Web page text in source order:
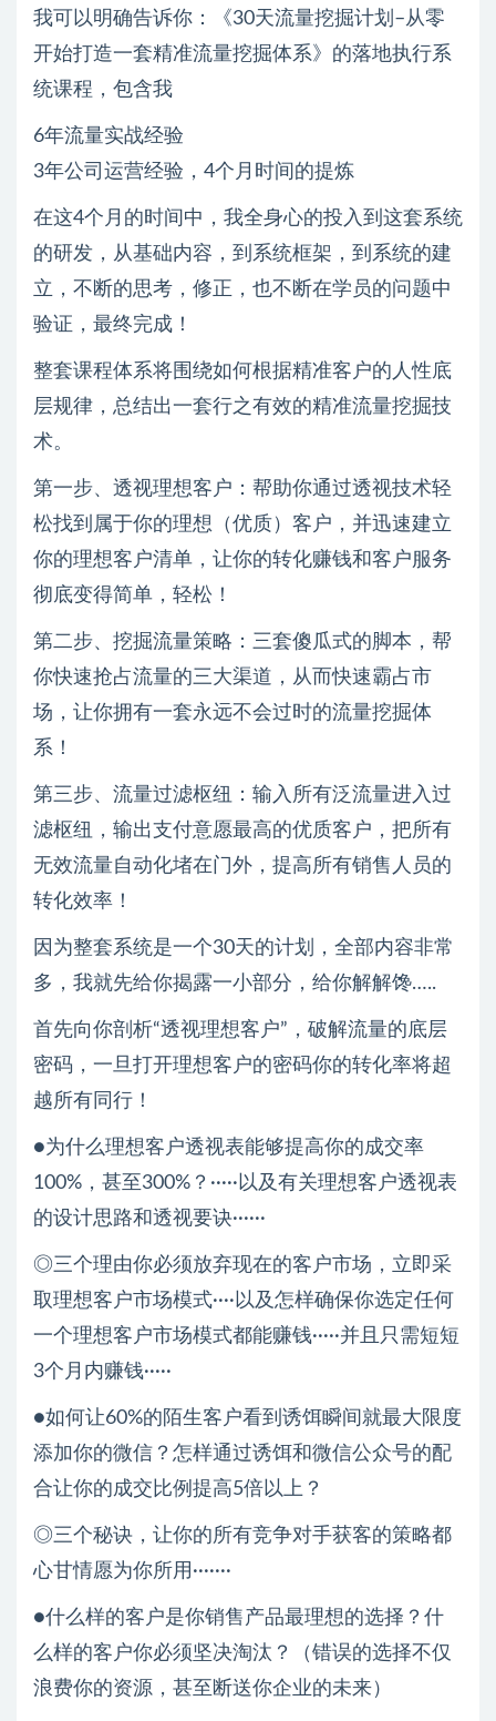
我可以明确告诉你：《30天流量挖掘计划–从零
开始打造一套精准流量挖掘体系》的落地执行系
统课程，包含我
6年流量实战经验
3年公司运营经验，4个月时间的提炼
在这4个月的时间中，我全身心的投入到这套系统
的研发，从基础内容，到系统框架，到系统的建
立，不断的思考，修正，也不断在学员的问题中
验证，最终完成！
整套课程体系将围绕如何根据精准客户的人性底
层规律，总结出一套行之有效的精准流量挖掘技
术。
第一步、透视理想客户：帮助你通过透视技术轻
松找到属于你的理想（优质）客户，并迅速建立
你的理想客户清单，让你的转化赚钱和客户服务
彻底变得简单，轻松！
第二步、挖掘流量策略：三套傻瓜式的脚本，帮
你快速抢占流量的三大渠道，从而快速霸占市
场，让你拥有一套永远不会过时的流量挖掘体
系！
第三步、流量过滤枢纽：输入所有泛流量进入过
滤枢纽，输出支付意愿最高的优质客户，把所有
无效流量自动化堵在门外，提高所有销售人员的
转化效率！
因为整套系统是一个30天的计划，全部内容非常
多，我就先给你揭露一小部分，给你解解馋…..
首先向你剖析“透视理想客户”，破解流量的底层
密码，一旦打开理想客户的密码你的转化率将超
越所有同行！
●为什么理想客户透视表能够提高你的成交率
100%，甚至300%？·····以及有关理想客户透视表
的设计思路和透视要诀······
◎三个理由你必须放弃现在的客户市场，立即采
取理想客户市场模式····以及怎样确保你选定任何
一个理想客户市场模式都能赚钱·····并且只需短短
3个月内赚钱·····
●如何让60%的陌生客户看到诱饵瞬间就最大限度
添加你的微信？怎样通过诱饵和微信公众号的配
合让你的成交比例提高5倍以上？
◎三个秘诀，让你的所有竞争对手获客的策略都
心甘情愿为你所用·······
●什么样的客户是你销售产品最理想的选择？什
么样的客户你必须坚决淘汰？（错误的选择不仅
浪费你的资源，甚至断送你企业的未来）